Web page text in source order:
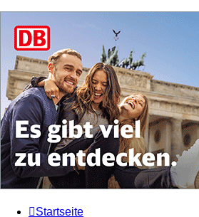
Startseite